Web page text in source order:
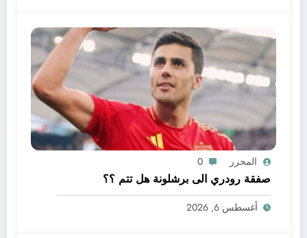
المحرر 0
صفقة رودري الى برشلونة هل تتم ؟؟
أغسطس 6, 2026